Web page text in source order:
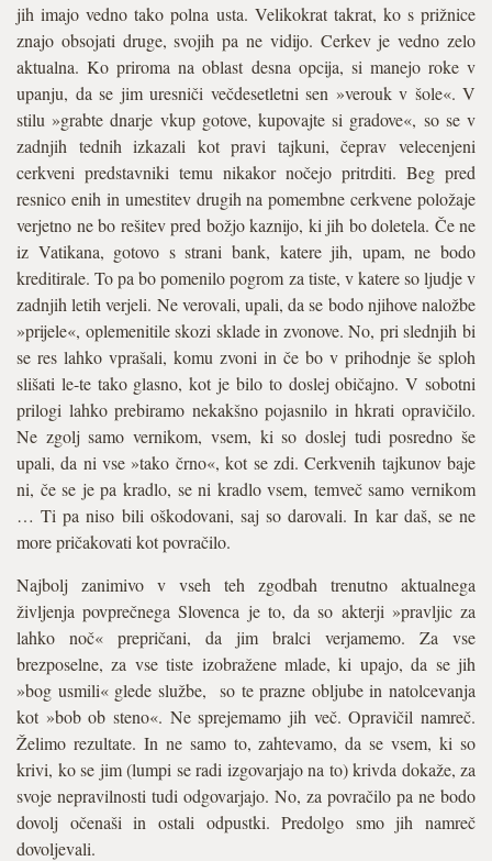
jih imajo vedno tako polna usta. Velikokrat takrat, ko s prižnice
znajo obsojati druge, svojih pa ne vidijo. Cerkev je vedno zelo
aktualna. Ko priroma na oblast desna opcija, si manejo roke v
upanju, da se jim uresniči večdesetletni sen »verouk v šole«. V
stilu »grabte dnarje vkup gotove, kupovajte si gradove«, so se v
zadnjih tednih izkazali kot pravi tajkuni, čeprav velecenjeni
cerkveni predstavniki temu nikakor nočejo pritrditi. Beg pred
resnico enih in umestitev drugih na pomembne cerkvene položaje
verjetno ne bo rešitev pred božjo kaznijo, ki jih bo doletela. Če ne
iz Vatikana, gotovo s strani bank, katere jih, upam, ne bodo
kreditirale. To pa bo pomenilo pogrom za tiste, v katere so ljudje v
zadnjih letih verjeli. Ne verovali, upali, da se bodo njihove naložbe
»prijele«, oplemenitile skozi sklade in zvonove. No, pri slednjih bi
se res lahko vprašali, komu zvoni in če bo v prihodnje še sploh
slišati le-te tako glasno, kot je bilo to doslej običajno. V sobotni
prilogi lahko prebiramo nekakšno pojasnilo in hkrati opravičilo.
Ne zgolj samo vernikom, vsem, ki so doslej tudi posredno še
upali, da ni vse »tako črno«, kot se zdi. Cerkvenih tajkunov baje
ni, če se je pa kradlo, se ni kradlo vsem, temveč samo vernikom
… Ti pa niso bili oškodovani, saj so darovali. In kar daš, se ne
more pričakovati kot povračilo.
Najbolj zanimivo v vseh teh zgodbah trenutno aktualnega
življenja povprečnega Slovenca je to, da so akterji »pravljic za
lahko noč« prepričani, da jim bralci verjamemo. Za vse
brezposelne, za vse tiste izobražene mlade, ki upajo, da se jih
»bog usmili« glede službe, so te prazne obljube in natolcevanja
kot »bob ob steno«. Ne sprejemamo jih več. Opravičil namreč.
Želimo rezultate. In ne samo to, zahtevamo, da se vsem, ki so
krivi, ko se jim (lumpi se radi izgovarjajo na to) krivda dokaže, za
svoje nepravilnosti tudi odgovarjajo. No, za povračilo pa ne bodo
dovolj očenaši in ostali odpustki. Predolgo smo jih namreč
dovoljevali.